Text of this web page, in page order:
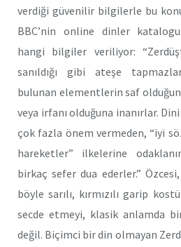
verdiği güvenilir bilgilerle bu
BBC’nin online dinler
hangi bilgiler veriliyor:
sanıldığı gibi ateşe
bulunan elementlerin saf
veya irfanı olduğuna inanırlar.
çok fazla önem vermeden, “iyi
hareketler” ilkelerine
birkaç sefer dua ederler.”
böyle sarılı, kırmızılı garip
secde etmeyi, klasik anlamda
değil. Biçimci bir din olmayan